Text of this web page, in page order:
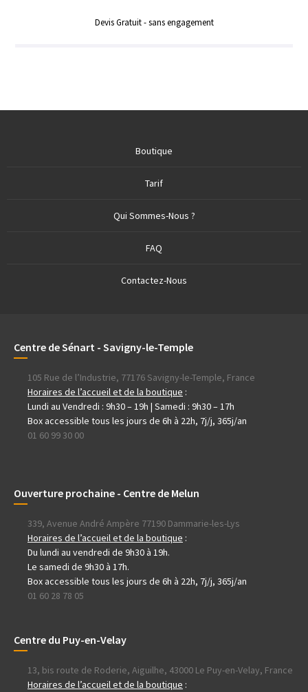
Devis Gratuit - sans engagement
Boutique
Tarif
Qui Sommes-Nous ?
FAQ
Contactez-Nous
Centre de Sénart - Savigny-le-Temple
105 Rue de l’Industrie, 77176 Savigny-le-Temple, France
Horaires de l’accueil et de la boutique :
Lundi au Vendredi : 9h30 – 19h | Samedi : 9h30 – 17h
Box accessible tous les jours de 6h à 22h, 7j/j, 365j/an
01 60 99 30 00
Ouverture prochaine - Centre de Melun
339, Avenue André Ampère 77190 Dammarie-les-Lys
Horaires de l’accueil et de la boutique :
Du lundi au vendredi de 9h30 à 19h.
Le samedi de 9h30 à 17h.
Box accessible tous les jours de 6h à 22h, 7j/j, 365j/an
01 60 28 78 05
Centre du Puy-en-Velay
13, bis route de Roderie, Aiguilhe, 43000 Le Puy-en-Velay, France
Horaires de l’accueil et de la boutique :